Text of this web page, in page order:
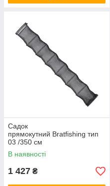
Садок
прямокутний Bratfishing тип
03 /350 см
В наявності
1 427 ₴